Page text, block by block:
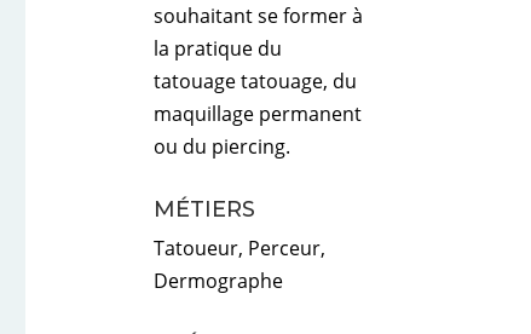
souhaitant se former à
la pratique du
tatouage tatouage, du
maquillage permanent
ou du piercing.
MÉTIERS
Tatoueur, Perceur,
Dermographe